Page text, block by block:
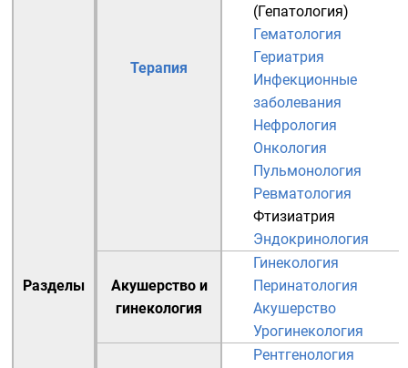
Разделы
Терапия
(Гепатология)
Гематология
Гериатрия
Инфекционные
заболевания
Нефрология
Онкология
Пульмонология
Ревматология
Фтизиатрия
Эндокринология
Акушерство и
гинекология
Гинекология
Перинатология
Акушерство
Урогинекология
Рентгенология